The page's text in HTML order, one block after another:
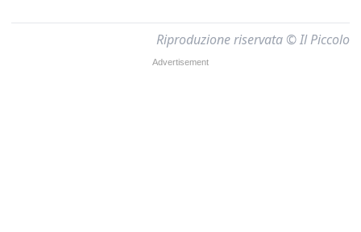
Riproduzione riservata © Il Piccolo